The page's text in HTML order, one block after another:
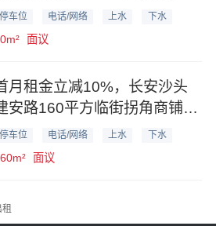
排商铺业主直租
停车位 电话/网络 上水 下水
面议
月租金立减10%，长安沙头
安路160平方临街拐角商铺出
租 2个门面
停车位 电话/网络 上水 下水
面议